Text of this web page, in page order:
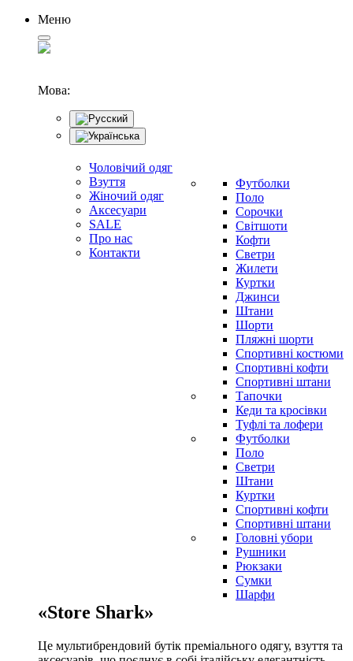
Меню
Мова:
Чоловічий одяг
Взуття
Жіночий одяг
Аксесуари
SALE
Про нас
Контакти
Футболки
Поло
Сорочки
Світшоти
Кофти
Светри
Жилети
Куртки
Джинси
Штани
Шорти
Пляжні шорти
Спортивні костюми
Спортивні кофти
Спортивні штани
Тапочки
Кеди та кросівки
Туфлі та лофери
Футболки
Поло
Светри
Штани
Куртки
Cпортивні кофти
Спортивні штани
Головні убори
Рушники
Рюкзаки
Сумки
Шарфи
«Store Shark»
Це мультибрендовий бутік преміального одягу, взуття та